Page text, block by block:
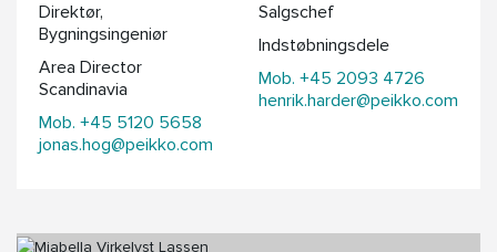
Direktør,
Bygningsingeniør
Area Director
Scandinavia
Mob. +45 5120 5658
jonas.hog@peikko.com
Salgschef
Indstøbningsdele
Mob. +45 2093 4726
henrik.harder@peikko.com